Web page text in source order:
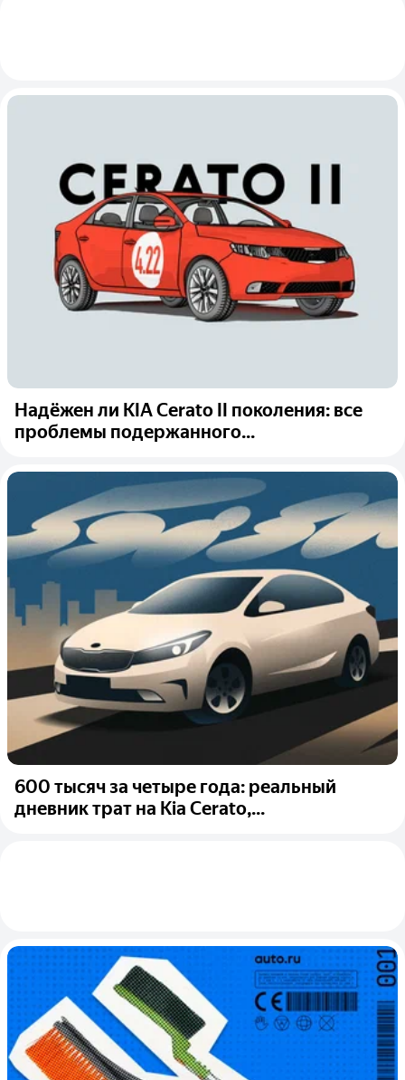
Надёжен ли KIA Cerato II поколения: все
проблемы подержанного...
600 тысяч за четыре года: реальный
дневник трат на Kia Cerato,...